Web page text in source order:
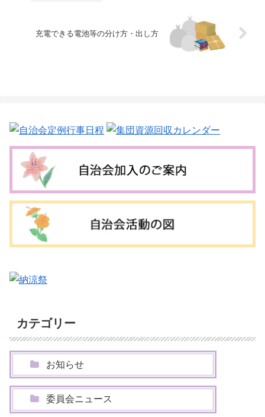
充電できる電池等の分け方・出し方
カテゴリー
お知らせ
委員会ニュース